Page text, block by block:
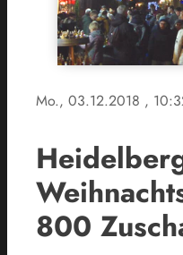
Mo., 03.12.2018 ,
800